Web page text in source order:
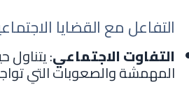
التفاعل مع القضايا
التفاوت الاجتماعي: يتناول
المهمشة والصعوبات التي